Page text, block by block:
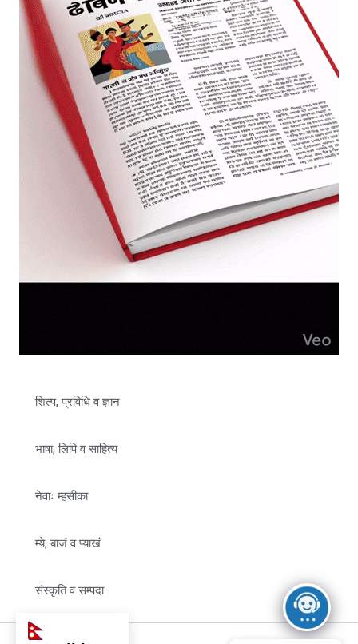
शिल्प, प्रविधि व ज्ञान
भाषा, लिपि व साहित्य
नेवाः म्हसीका
म्ये, बाजं व प्याखं
संस्कृति व सम्पदा